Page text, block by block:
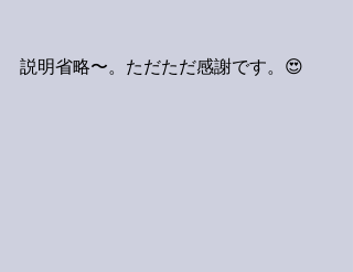
説明省略〜。ただただ感謝です。😍